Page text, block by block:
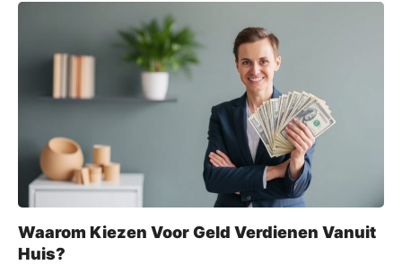
Waarom Kiezen Voor Geld Verdienen Vanuit
Huis?